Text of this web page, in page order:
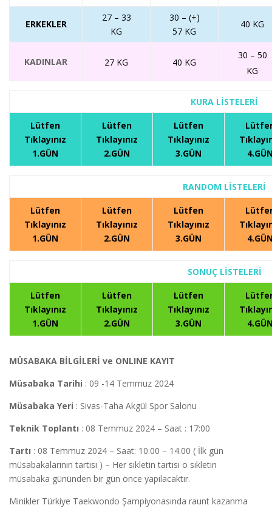
ERKEKLER
27 – 33
KG
30 – (+)
57 KG
40 KG
KADINLAR 27 KG 40 KG
30 – 50
KG
KURA LİSTELERİ
Lütfen
Tıklayınız
1.GÜN
Lütfen
Tıklayınız
2.GÜN
Lütfen
Tıklayınız
3.GÜN
RANDOM LİSTELERİ
Lütfen
Tıklayınız
1.GÜN
Lütfen
Tıklayınız
2.GÜN
Lütfen
Tıklayınız
3.GÜN
SONUÇ LİSTELERİ
Lütfen
Tıklayınız
1.GÜN
Lütfen
Tıklayınız
2.GÜN
Lütfen
Tıklayınız
3.GÜN
MÜSABAKA BİLGİLERİ ve ONLINE KAYIT
Müsabaka Tarihi : 09 -14 Temmuz 2024
Müsabaka Yeri : Sivas-Taha Akgül Spor Salonu
Teknik Toplantı : 08 Temmuz 2024 – Saat : 17:00
Tartı : 08 Temmuz 2024 – Saat: 10.00 – 14.00 ( İlk gün
müsabakalarının tartısı ) – Her sıkletin tartısı o sıkletin
müsabaka gününden bir gün önce yapılacaktır.
Minikler Türkiye Taekwondo Şampiyonasında raunt kazanma